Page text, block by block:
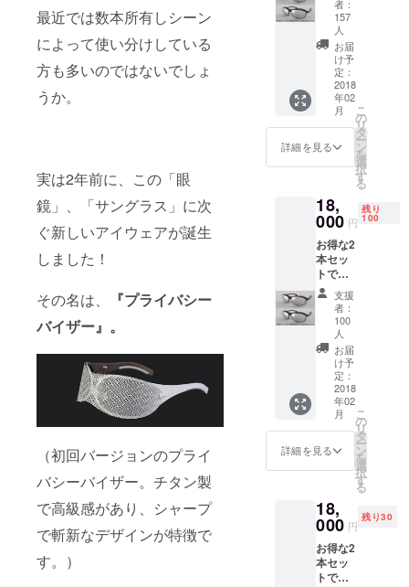
最近では数本所有しシーン
によって使い分けしている
方も多いのではないでしょ
うか。
実は2年前に、この「眼
鏡」、「サングラス」に次
ぐ新しいアイウェアが誕生
しました！
その名は、
『プライバシー
バイザー』。
（初回バージョンのプライ
バシーバイザー。チタン製
で高級感があり、シャープ
で斬新なデザインが特徴で
す。）
い。
【オー
バルタ
イプ】
フロ
ントフ
レーム
色：ワ
イン フ
レーム
ン 【ス
クエア
タイ
プ】
フロン
トフ
レーム
色：ネ
イビー
フレー
ム色：
ブラッ
者：
157
人
お届
け予
定：
2018
年02
月
詳細を見る
こ
の
リ
タ
ー
ン
を
選
択
す
る
18,
000 円
残り
100
お得な2
本セッ
トで
す。支援
者：
100
人
お届
け予
定：
2018
年02
月
詳細を見る
こ
の
リ
タ
ー
ン
を
選
択
す
る
18,
000 円
残り30
お得な2
本セッ
トで